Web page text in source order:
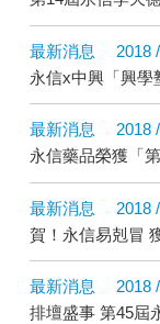
最新消息
2018
永信x中興「興學
最新消息
2018
永信藥品榮獲「
最新消息
2018
賀！永信易剋冒
最新消息
2018
排壇盛事 第45屆